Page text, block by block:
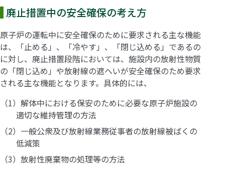
廃止措置中の安全確保の考え方
原子炉の運転中に安全確保のために要求される主な機能
は、「止める」、「冷やす」、「閉じ込める」であるの
に対し、廃止措置段階においては、施設内の放射性物質
の「閉じ込め」や放射線の遮へいが安全確保のため要求
される主な機能となります。具体的には、
（1）解体中における保安のために必要な原子炉施設の
適切な維持管理の方法
（2）一般公衆及び放射線業務従事者の放射線被ばくの
低減策
（3）放射性廃棄物の処理等の方法